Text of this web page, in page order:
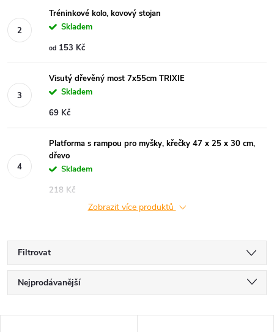
Tréninkové kolo, kovový stojan
Skladem
od 153 Kč
Visutý dřevěný most 7x55cm TRIXIE
Skladem
69 Kč
Platforma s rampou pro myšky, křečky 47 x 25 x 30 cm,
dřevo
Skladem
218 Kč
Zobrazit více produktů
Filtrovat
Ř
a
Nejprodávanější